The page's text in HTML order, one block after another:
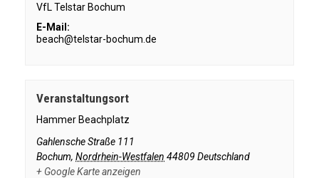
VfL Telstar Bochum
E-Mail:
beach@telstar-bochum.de
Veranstaltungsort
Hammer Beachplatz
Gahlensche Straße 111
Bochum, Nordrhein-Westfalen 44809 Deutschland
+ Google Karte anzeigen